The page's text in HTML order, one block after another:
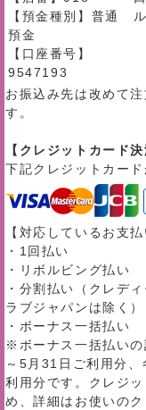
【預金種別】普通
預金
【口座番号】
9547193
ル
お振込み先は改めて
す。
【クレジットカード決
下記クレジットカード
【対応しているお支
・1回払い
・リボルビング払い
・分割払い（クレデ
ラブジャパンは除く）
・ボーナス一括払い
※ボーナス一括払い
～5月31日ご利用分
利用分です。クレジ
め、詳細はお使いの